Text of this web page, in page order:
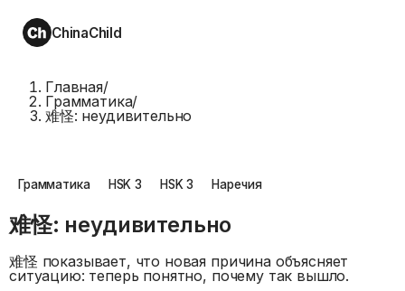
ChinaChild
Главная/
Грамматика/
难怪: неудивительно
Грамматика HSK 3 HSK 3 Наречия
难怪: неудивительно
难怪 показывает, что новая причина объясняет
ситуацию: теперь понятно, почему так вышло.